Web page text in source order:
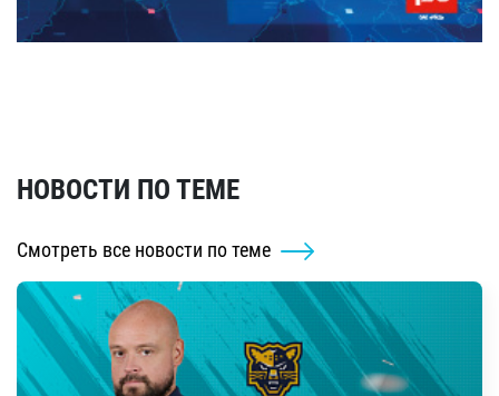
НОВОСТИ ПО ТЕМЕ
Смотреть все новости по теме